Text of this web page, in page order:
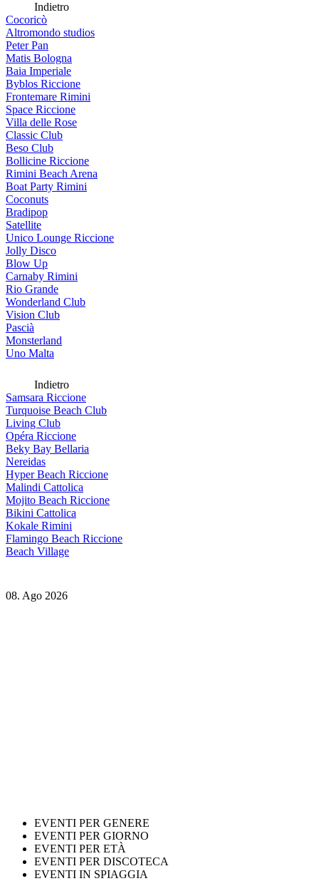
Indietro
Cocoricò
Altromondo studios
Peter Pan
Matis Bologna
Baia Imperiale
Byblos Riccione
Frontemare Rimini
Space Riccione
Villa delle Rose
Classic Club
Beso Club
Bollicine Riccione
Rimini Beach Arena
Boat Party Rimini
Coconuts
Bradipop
Satellite
Unico Lounge Riccione
Jolly Disco
Blow Up
Carnaby Rimini
Rio Grande
Wonderland Club
Vision Club
Pascià
Monsterland
Uno Malta
Indietro
Samsara Riccione
Turquoise Beach Club
Living Club
Opéra Riccione
Beky Bay Bellaria
Nereidas
Hyper Beach Riccione
Malindi Cattolica
Mojito Beach Riccione
Bikini Cattolica
Kokale Rimini
Flamingo Beach Riccione
Beach Village
08. Ago 2026
EVENTI PER GENERE
EVENTI PER GIORNO
EVENTI PER ETÀ
EVENTI PER DISCOTECA
EVENTI IN SPIAGGIA